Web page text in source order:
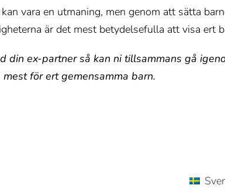
vara en utmaning, men genom att sätta
är det mest betydelsefulla att visa ert
din ex-partner så kan ni tillsammans gå
för ert gemensamma barn.